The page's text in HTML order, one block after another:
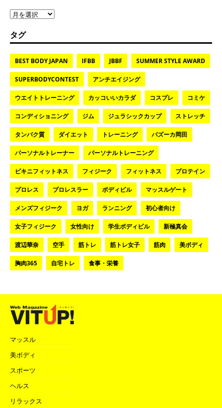
タグ
BEST BODY JAPAN IFBB JBBF SUMMER STYLE AWARD
SUPERBODYCONTEST アンチエイジング
ウエイトトレーニング カッコいいカラダ コスプレ コミケ
コンディショニング ジム ジュラシックカップ ストレッチ
タンパク質 ダイエット トレーニング バズーカ岡田
パーソナルトレーナー パーソナルトレーニング
ビキニフィットネス フィジーク フィットネス プロテイン
プロレス プロレスラー ボディビル マッスルゲート
メンズフィジーク ヨガ ランニング 初心者向け
女子フィジーク 女性向け 学生ボディビル 新極真会
渡辺華奈 空手 筋トレ 筋トレ女子 筋肉 美ボディ
胸肉365 自宅トレ 食事・栄養
マッスル
美ボディ
スポーツ
ヘルス
リラックス